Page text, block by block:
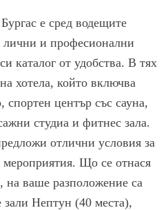
е сред водещите
лични и професионални
каталог от удобства. В тях
хотела, който включва
спортен център със сауна,
студиа и фитнес зала.
отлични условия за
Що се отнася
на ваше разположение са
Нептун (40 места),